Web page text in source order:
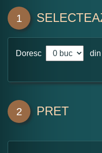
1
Doresc
2 PRET